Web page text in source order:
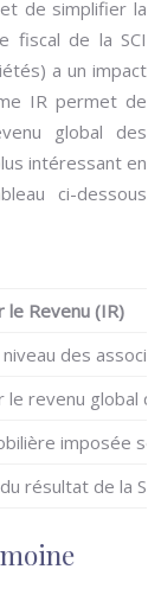
de simplifier la
fiscal de la SCI
a un impact
IR permet de
global des
intéressant en
ci-dessous
le Revenu (IR)
des
le revenu global
imposée
résultat de la